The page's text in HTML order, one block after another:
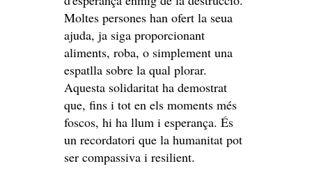
Moltes persones han ofert la seua
ajuda, ja siga proporcionant
aliments, roba, o simplement una
espatlla sobre la qual plorar.
Aquesta solidaritat ha demostrat
que, fins i tot en els moments més
foscos, hi ha llum i esperança. És
un recordatori que la humanitat pot
ser compassiva i resilient.